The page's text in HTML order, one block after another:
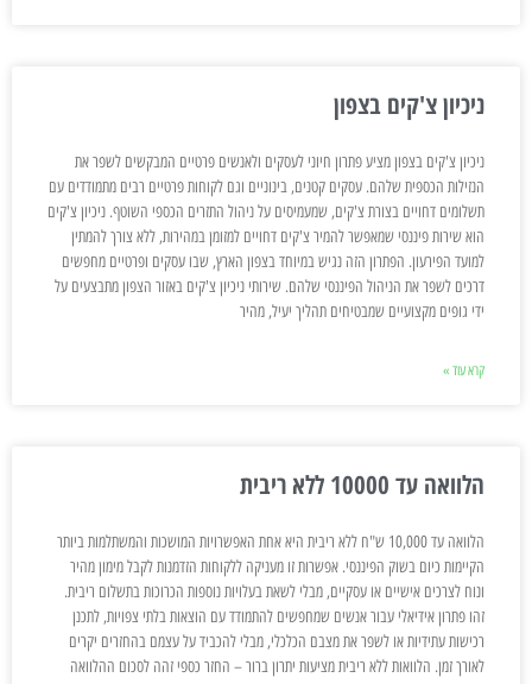
ניכיון צ'קים בצפון
ניכיון צ'קים בצפון מציע פתרון חיוני לעסקים ולאנשים פרטיים המבקשים לשפר את
הנזילות הכספית שלהם. עסקים קטנים, בינוניים וגם לקוחות פרטיים רבים מתמודדים עם
תשלומים דחויים בצורת צ'קים, שמעמיסים על ניהול התזרים הכספי השוטף. ניכיון צ'קים
הוא שירות פיננסי שמאפשר להמיר צ'קים דחויים למזומן במהירות, ללא צורך להמתין
למועד הפירעון. הפתרון הזה נגיש במיוחד בצפון הארץ, שבו עסקים ופרטיים מחפשים
דרכים לשפר את הניהול הפיננסי שלהם. שירותי ניכיון צ'קים באזור הצפון מתבצעים על
ידי גופים מקצועיים שמבטיחים תהליך יעיל, מהיר
קרא עוד »
הלוואה עד 10000 ללא ריבית
הלוואה עד 10,000 ש"ח ללא ריבית היא אחת האפשרויות המושכות והמשתלמות ביותר
הקיימות כיום בשוק הפיננסי. אפשרות זו מעניקה ללקוחות הזדמנות לקבל מימון מהיר
ונוח לצרכים אישיים או עסקיים, מבלי לשאת בעלויות נוספות הכרוכות בתשלום ריבית.
זהו פתרון אידיאלי עבור אנשים שמחפשים להתמודד עם הוצאות בלתי צפויות, לתכנן
רכישות עתידיות או לשפר את מצבם הכלכלי, מבלי להכביד על עצמם בהחזרים יקרים
לאורך זמן. הלוואות ללא ריבית מציעות יתרון ברור – החזר כספי זהה לסכום ההלוואה